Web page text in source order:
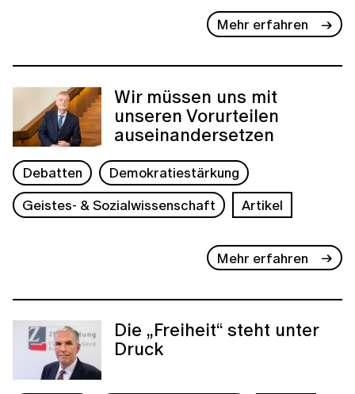
Mehr erfahren
Wir müssen uns mit
unseren Vorurteilen
auseinandersetzen
Debatten
Demokratiestärkung
Geistes- & Sozialwissenschaft
Artikel
Mehr erfahren
Die „Freiheit“ steht unter
Druck